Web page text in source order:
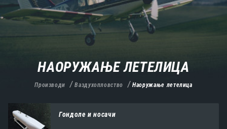
НАОРУЖАЊЕ ЛЕТЕЛИЦА
Производи Ваздухопловство Наоружање летелица
Гондоле и носачи